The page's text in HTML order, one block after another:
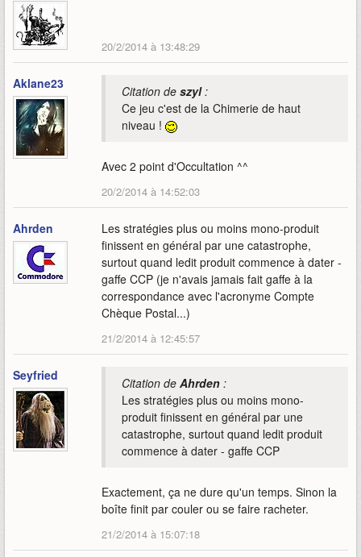
20/2/2014 à 13:48:29
Aklane23 Citation de szyl:
Ce jeu c'est de la Chimerie de haut
niveau !
Avec 2 point d'Occultation ^^
20/2/2014 à 14:52:03
Ahrden
Les stratégies plus ou moins mono-produit
finissent en général par une catastrophe,
surtout quand ledit produit commence à dater -
gaffe CCP (je n'avais jamais fait gaffe à la
correspondance avec l'acronyme Compte
Chèque Postal...)
21/2/2014 à 12:45:57
Seyfried Citation de Ahrden :
Les stratégies plus ou moins mono-
produit finissent en général par une
catastrophe, surtout quand ledit produit
commence à dater - gaffe CCP
Exactement, ça ne dure qu'un temps. Sinon la
boîte finit par couler ou se faire racheter.
21/2/2014 à 15:07:18